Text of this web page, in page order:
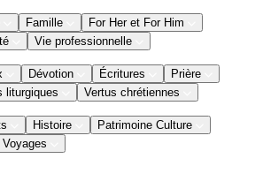
Famille
For Her et For Him
Vie professionnelle
Dévotion Écritures
Prière
liturgiques Vertus chrétiennes
Histoire
Patrimoine Culture
Voyages